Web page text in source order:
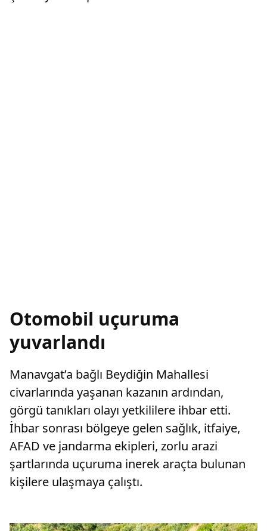
Otomobil uçuruma
yuvarlandı
Manavgat’a bağlı Beydiğin Mahallesi
civarlarında yaşanan kazanın ardından,
görgü tanıkları olayı yetkililere ihbar etti.
İhbar sonrası bölgeye gelen sağlık, itfaiye,
AFAD ve jandarma ekipleri, zorlu arazi
şartlarında uçuruma inerek araçta bulunan
kişilere ulaşmaya çalıştı.